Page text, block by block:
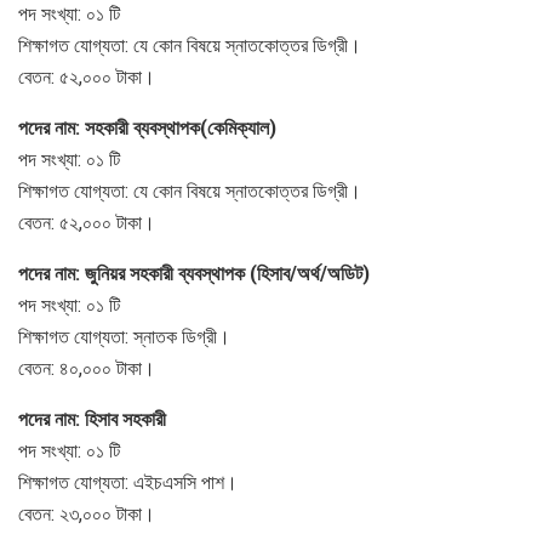
পদ সংখ্যা: ০১ টি
শিক্ষাগত যোগ্যতা: যে কোন বিষয়ে স্নাতকোত্তর ডিগ্রী।
বেতন: ৫২,০০০ টাকা।
পদের নাম: সহকারী ব্যবস্থাপক(কেমিক্যাল)
পদ সংখ্যা: ০১ টি
শিক্ষাগত যোগ্যতা: যে কোন বিষয়ে স্নাতকোত্তর ডিগ্রী।
বেতন: ৫২,০০০ টাকা।
পদের নাম: জুনিয়র সহকারী ব্যবস্থাপক (হিসাব/অর্থ/অডিট)
পদ সংখ্যা: ০১ টি
শিক্ষাগত যোগ্যতা: স্নাতক ডিগ্রী।
বেতন: ৪০,০০০ টাকা।
পদের নাম: হিসাব সহকারী
পদ সংখ্যা: ০১ টি
শিক্ষাগত যোগ্যতা: এইচএসসি পাশ।
বেতন: ২৩,০০০ টাকা।